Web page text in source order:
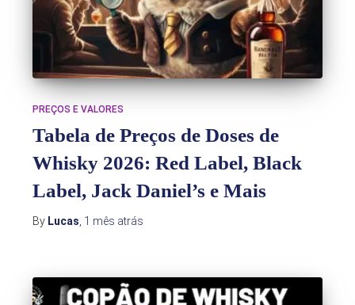
PREÇOS E VALORES
Tabela de Preços de Doses de
Whisky 2026: Red Label, Black
Label, Jack Daniel’s e Mais
By Lucas 1 mês atrás